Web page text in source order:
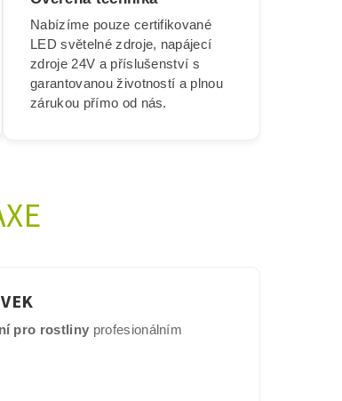
Nabízíme pouze certifikované
LED světelné zdroje, napájecí
zdroje 24V a příslušenství s
garantovanou životností a plnou
zárukou přímo od nás.
pro rostliny profesionálním